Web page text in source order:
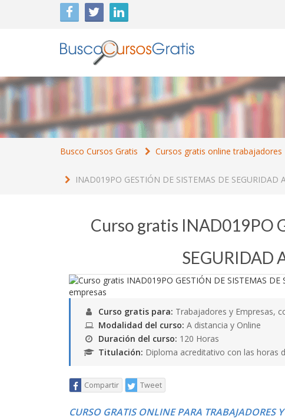
Busco Cursos Gratis Cursos gratis online trabajadores
INAD019PO GESTIÓN DE SISTEMAS DE SEGURIDAD
Curso gratis INAD019PO
SEGURIDAD
Curso gratis para: Trabajadores y Empresas,
Modalidad del curso: A distancia y Online
Duración del curso: 120 Horas
Titulación: Diploma acreditativo con las horas
Compartir Tweet
CURSO GRATIS ONLINE PARA TRABAJADORES